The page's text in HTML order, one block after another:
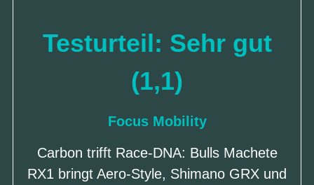
Testurteil: Sehr gut
(1,1)
Focus Mobility
Carbon trifft Race-DNA: Bulls Machete
RX1 bringt Aero-Style, Shimano GRX und